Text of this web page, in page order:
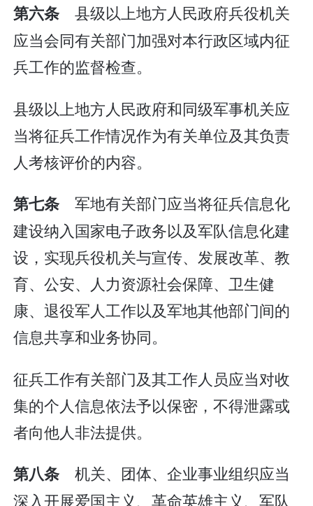
第六条 县级以上地方人民政府兵役机关
应当会同有关部门加强对本行政区域内征
兵工作的监督检查。
县级以上地方人民政府和同级军事机关应
当将征兵工作情况作为有关单位及其负责
人考核评价的内容。
第七条 军地有关部门应当将征兵信息化
建设纳入国家电子政务以及军队信息化建
设，实现兵役机关与宣传、发展改革、教
育、公安、人力资源社会保障、卫生健
康、退役军人工作以及军地其他部门间的
信息共享和业务协同。
征兵工作有关部门及其工作人员应当对收
集的个人信息依法予以保密，不得泄露或
者向他人非法提供。
第八条 机关、团体、企业事业组织应当
深入开展爱国主义、革命英雄主义、军队